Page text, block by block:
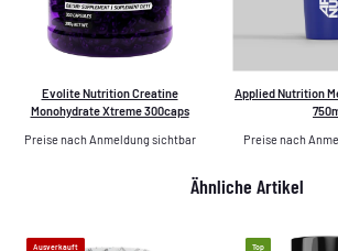
Evolite Nutrition Creatine
Monohydrate Xtreme 300caps
Preise nach Anmeldung sichtbar
Applied Nutrition
Preise nach
Ähnliche Artikel
Ausverkauft Top